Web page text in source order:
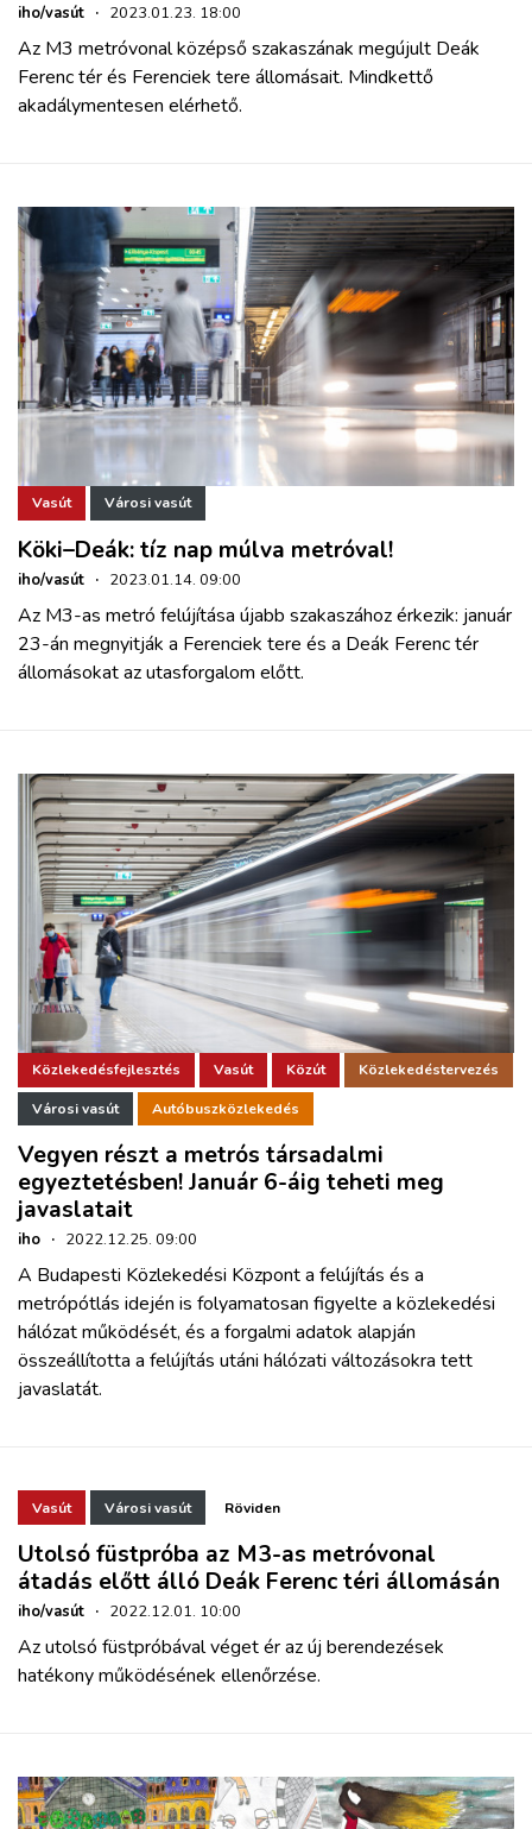
iho/vasút · 2023.01.23. 18:00
Az M3 metróvonal középső szakaszának megújult Deák
Ferenc tér és Ferenciek tere állomásait. Mindkettő
akadálymentesen elérhető.
Vasút Városi vasút
Köki–Deák: tíz nap múlva metróval!
iho/vasút · 2023.01.14. 09:00
Az M3-as metró felújítása újabb szakaszához érkezik: január
23-án megnyitják a Ferenciek tere és a Deák Ferenc tér
állomásokat az utasforgalom előtt.
Közlekedésfejlesztés Vasút Közút Közlekedéstervezés
Városi vasút Autóbuszközlekedés
Vegyen részt a metrós társadalmi
egyeztetésben! Január 6-áig teheti meg
javaslatait
iho · 2022.12.25. 09:00
A Budapesti Közlekedési Központ a felújítás és a
metrópótlás idején is folyamatosan figyelte a közlekedési
hálózat működését, és a forgalmi adatok alapján
összeállította a felújítás utáni hálózati változásokra tett
javaslatát.
Vasút Városi vasút Röviden
Utolsó füstpróba az M3-as metróvonal
átadás előtt álló Deák Ferenc téri állomásán
iho/vasút · 2022.12.01. 10:00
Az utolsó füstpróbával véget ér az új berendezések
hatékony működésének ellenőrzése.